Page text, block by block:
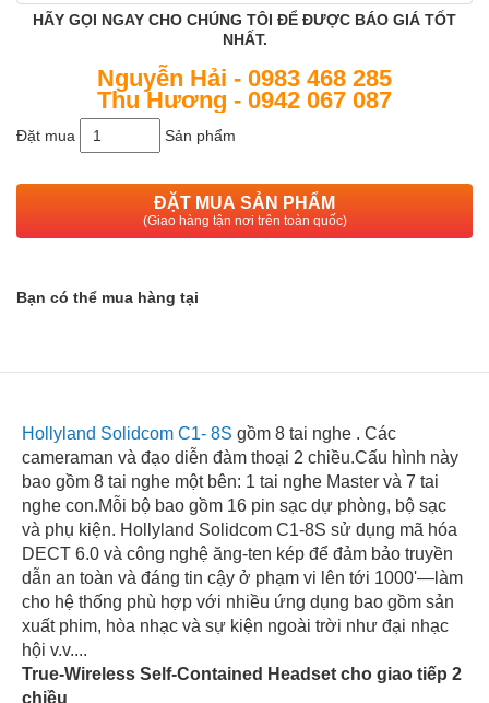
HÃY GỌI NGAY CHO CHÚNG TÔI ĐỂ ĐƯỢC BÁO GIÁ TỐT
NHẤT.
Nguyễn Hải - 0983 468 285
Thu Hương - 0942 067 087
Đặt mua Sản phẩm
ĐẶT MUA SẢN PHẨM
(Giao hàng tận nơi trên toàn quốc)
Bạn có thể mua hàng tại
Hollyland Solidcom C1- 8S gồm 8 tai nghe . Các
cameraman và đạo diễn đàm thoại 2 chiều.Cấu hình này
bao gồm 8 tai nghe một bên: 1 tai nghe Master và 7 tai
nghe con.Mỗi bộ bao gồm 16 pin sạc dự phòng, bộ sạc
và phụ kiện. Hollyland Solidcom C1-8S sử dụng mã hóa
DECT 6.0 và công nghệ ăng-ten kép để đảm bảo truyền
dẫn an toàn và đáng tin cậy ở phạm vi lên tới 1000'—làm
cho hệ thống phù hợp với nhiều ứng dụng bao gồm sản
xuất phim, hòa nhạc và sự kiện ngoài trời như đại nhạc
hội v.v....
True-Wireless Self-Contained Headset cho giao tiếp 2
chiều